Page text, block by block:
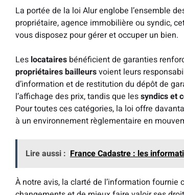
La portée de la loi Alur englobe l’ensemble
propriétaire, agence immobilière ou syndic,
vous disposez pour gérer et occuper un bien.
Les locataires bénéficient de garanties
propriétaires bailleursvoient leurs
d’information et de restitution du dépôt de
l’affichage des prix, tandis que lessyndics et
Pour toutes ces catégories, la loi offre
à un environnement règlementaire en
Lire aussi : France Cadastre : les
À notre avis, la clarté de l’information